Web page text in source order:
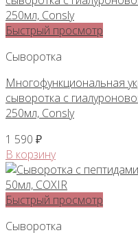
Быстрый просмотр
Сыворотка
Многофункциональная
сыворотка с
250мл, Consly
1 590 ₽
В корзину
Быстрый просмотр
Сыворотка